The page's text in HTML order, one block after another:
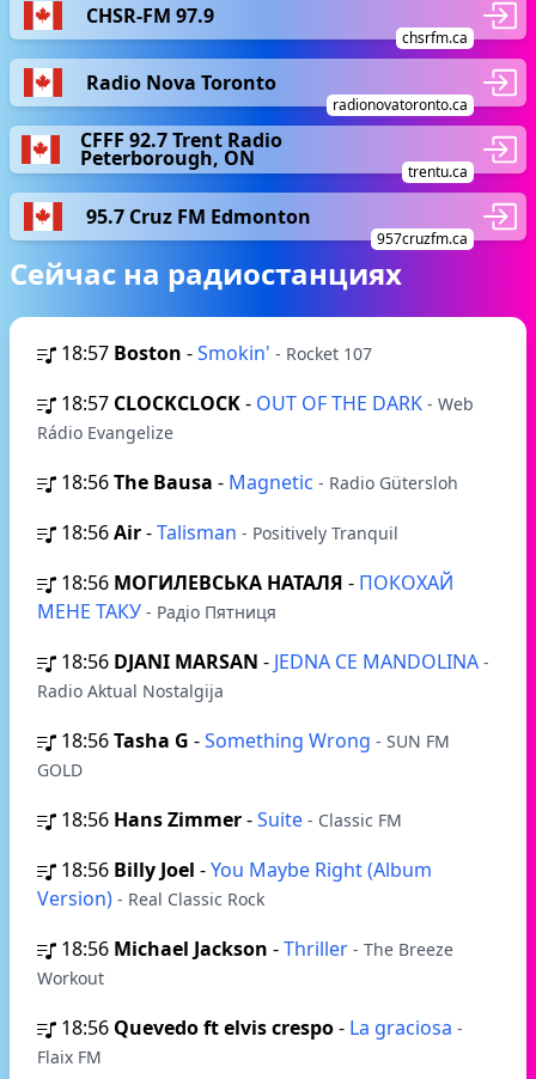
CHSR-FM 97.9
chsrfm.ca
Radio Nova Toronto
radionovatoronto.ca
CFFF 92.7 Trent Radio
Peterborough, ON
trentu.ca
95.7 Cruz FM Edmonton
957cruzfm.ca
Сейчас на радиостанциях
18:57 Boston -Smokin' - Rocket 107
18:57 CLOCKCLOCK- OUT OF THE DARK - Web
Rádio Evangelize
18:56The Bausa - Magnetic - Radio Gütersloh
18:56Air-Talisman - Positively Tranquil
18:56 МОГИЛЕВСЬКА НАТАЛЯ - ПОКОХАЙ
МЕНЕ ТАКУ - Радіо Пятниця
18:56 DJANI MARSAN - JEDNA CE MANDOLINA -
Radio Aktual Nostalgija
18:56Tasha G -Something Wrong - SUN FM
GOLD
18:56 Hans Zimmer-Suite - Classic FM
18:56 Billy Joel -You Maybe Right (Album
Version) - Real Classic Rock
18:56 Michael Jackson -Thriller - The Breeze
Workout
18:56 Quevedo ft elvis crespo- La graciosa -
Flaix FM